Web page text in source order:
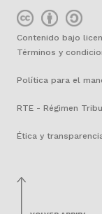
Contenido bajo
Términos y
Política para el
RTE - Régimen
Ética y